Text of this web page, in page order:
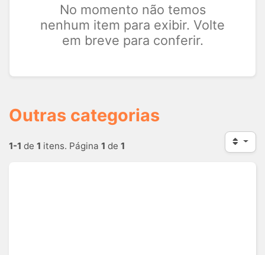
No momento não temos
nenhum item para exibir. Volte
em breve para conferir.
Outras categorias
1-1 de 1 itens. Página 1 de 1